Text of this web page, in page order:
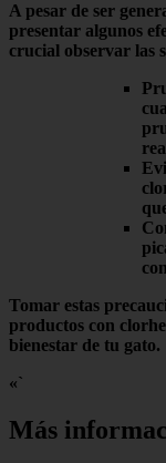
A pesar de ser
presentar algunos
crucial observar las
Tomar estas
productos con
bienestar de tu gato.
«`
Más